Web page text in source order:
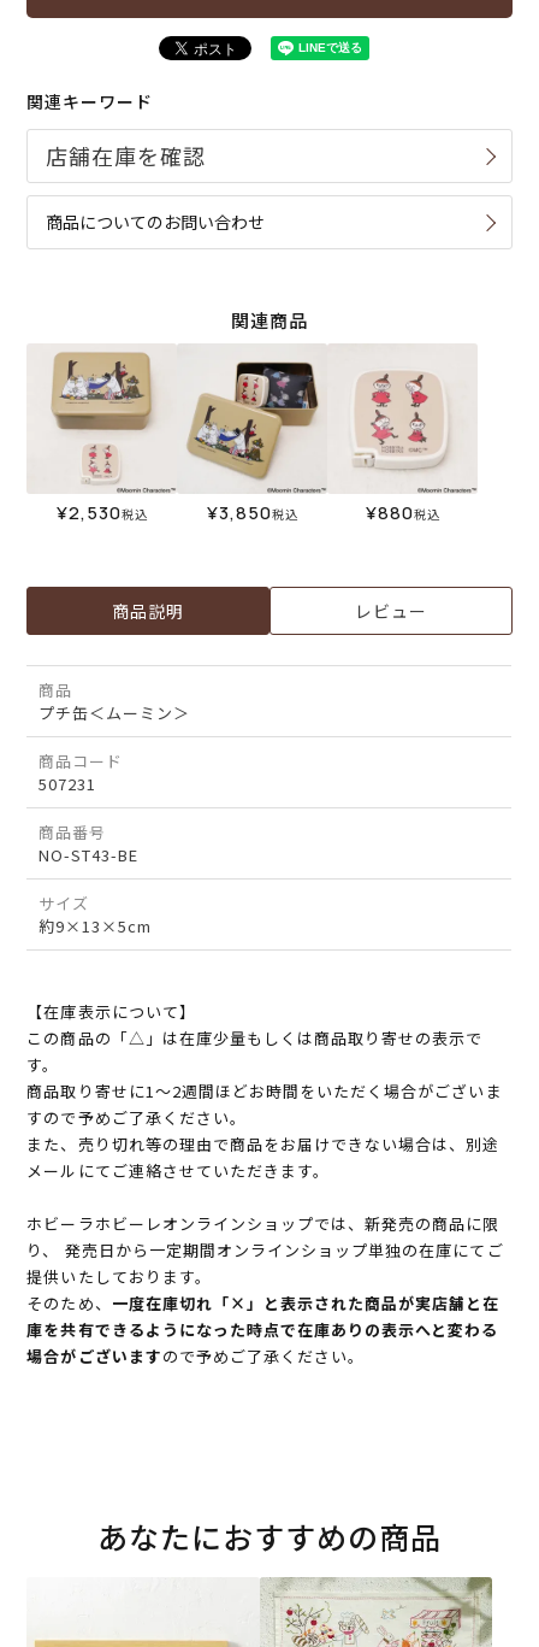
関連キーワード
商品についてのお問い合わせ
関連商品
¥2,530税込 ¥3,850税込 ¥880税込
商品説明 レビュー
商品
プチ缶＜ムーミン＞
商品コード
507231
商品番号
NO-ST43-BE
サイズ
約9×13×5cm
【在庫表示について】
この商品の「△」は在庫少量もしくは商品取り寄せの表示で
す。
商品取り寄せに1～2週間ほどお時間をいただく場合がございま
すので予めご了承ください。
また、売り切れ等の理由で商品をお届けできない場合は、別途
メールにてご連絡させていただきます。
ホビーラホビーレオンラインショップでは、新発売の商品に限
り、 発売日から一定期間オンラインショップ単独の在庫にてご
提供いたしております。
そのため、 一度在庫切れ「×」と表示された商品が実店舗と在
庫を共有できるようになった時点で在庫ありの表示へと変わる
場合がございますので予めご了承ください。
あなたにおすすめの商品